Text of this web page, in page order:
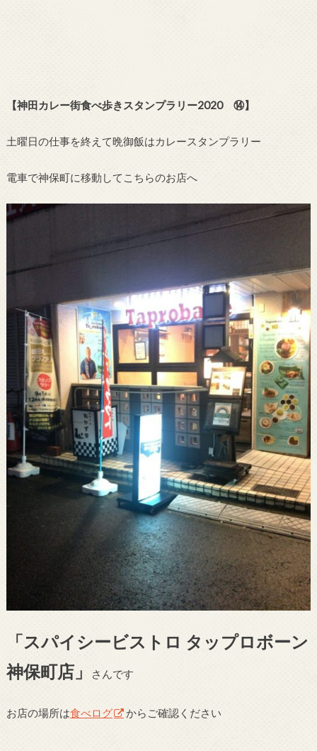
【神田カレー街食べ歩きスタンプラリー2020 ⑭】
土曜日の仕事を終えて晩御飯はカレースタンプラリー
電車で神保町に移動してこちらのお店へ
「スパイシービストロ タップロボーン
神保町店」
さんです
お店の場所は食べログ からご確認ください